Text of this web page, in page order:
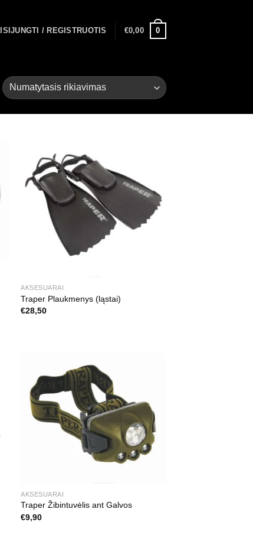
/ REGISTRUOTIS €0,00 0
AKSESUARAI
Traper Plaukmenys (ląstai)
€28,50
AKSESUARAI
Traper Žibintuvėlis ant Galvos
€9,90